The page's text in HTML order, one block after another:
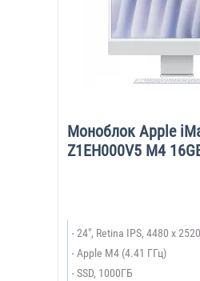
Моноблок Apple
Z1EH000V5 M4
24", Retina IPS, 4480 x 2520
Apple M4 (4.41 ГГц)
SSD, 1000ГБ